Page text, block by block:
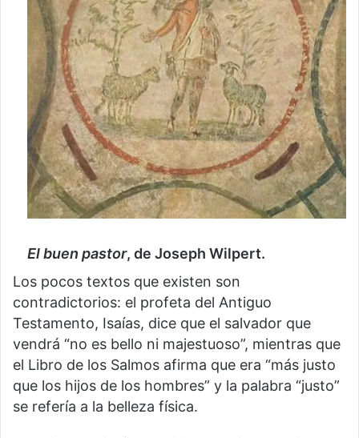
El buen pastor, de Joseph Wilpert.
Los pocos textos que existen son
contradictorios: el profeta del Antiguo
Testamento, Isaías, dice que el salvador que
vendrá “no es bello ni majestuoso”, mientras que
el Libro de los Salmos afirma que era “más justo
que los hijos de los hombres” y la palabra “justo”
se refería a la belleza física.